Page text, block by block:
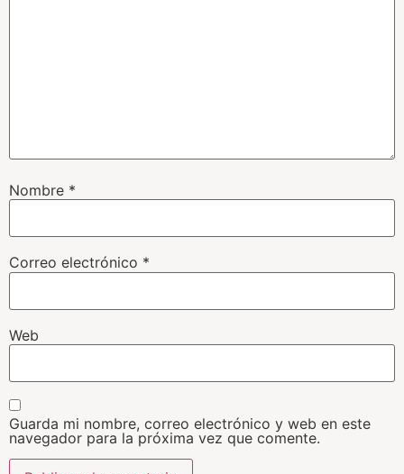
Nombre *
Correo electrónico *
Web
Guarda mi nombre, correo electrónico y web en este
navegador para la próxima vez que comente.